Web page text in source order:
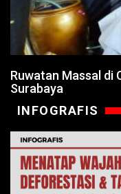
Ruwatan Massal di
Surabaya
INFOGRAFIS